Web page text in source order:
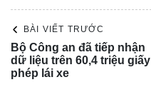
BÀI VIẾT TRƯỚC
Bộ Công an đã tiếp nhận
dữ liệu trên 60,4 triệu giấy
phép lái xe